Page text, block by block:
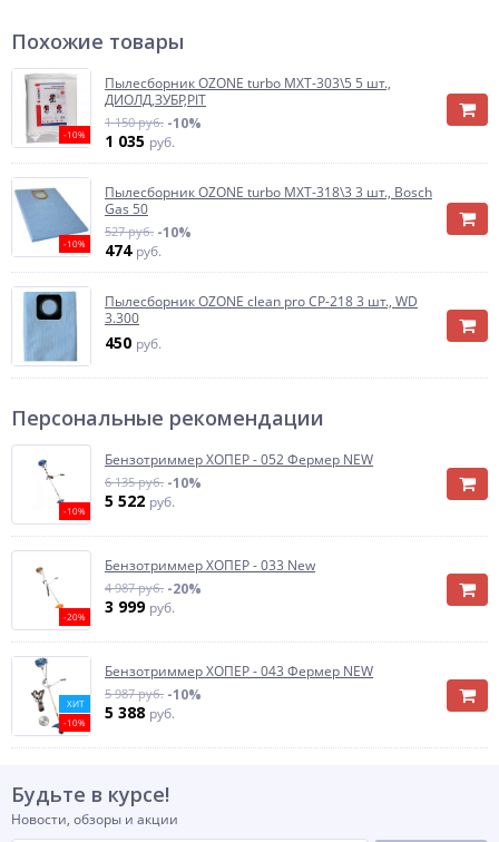
Похожие товары
-10%
Пылесборник OZONE turbo MXT-303\5 5 шт.,
ДИОЛД,ЗУБР,PIT
1 150 руб. -10%
1 035 руб.
-10%
Пылесборник OZONE turbo MXT-318\3 3 шт., Bosch
Gas 50
527 руб. -10%
474 руб.
Пылесборник OZONE clean pro CP-218 3 шт., WD
3.300
450 руб.
Персональные рекомендации
-10%
Бензотриммер ХОПЕР - 052 Фермер NEW
6 135 руб. -10%
5 522 руб.
-20%
Бензотриммер ХОПЕР - 033 New
4 987 руб. -20%
3 999 руб.
ХИТ
-10%
Бензотриммер ХОПЕР - 043 Фермер NEW
5 987 руб. -10%
5 388 руб.
Будьте в курсе!
Новости, обзоры и акции